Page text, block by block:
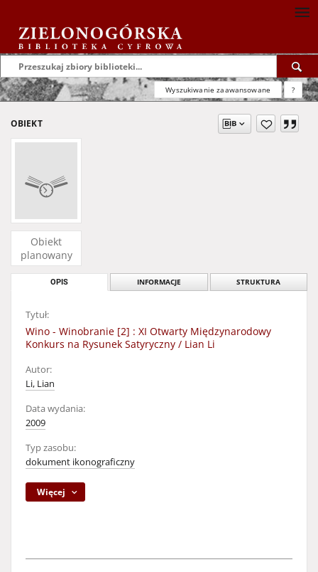
Wyszukiwanie zaawansowane ?
OBIEKT
Obiekt
planowany
OPIS INFORMACJE STRUKTURA
Tytuł:
Wino - Winobranie [2] : XI Otwarty Międzynarodowy
Konkurs na Rysunek Satyryczny / Lian Li
Autor:
Li, Lian
Data wydania:
2009
Typ zasobu:
dokument ikonograficzny
Więcej